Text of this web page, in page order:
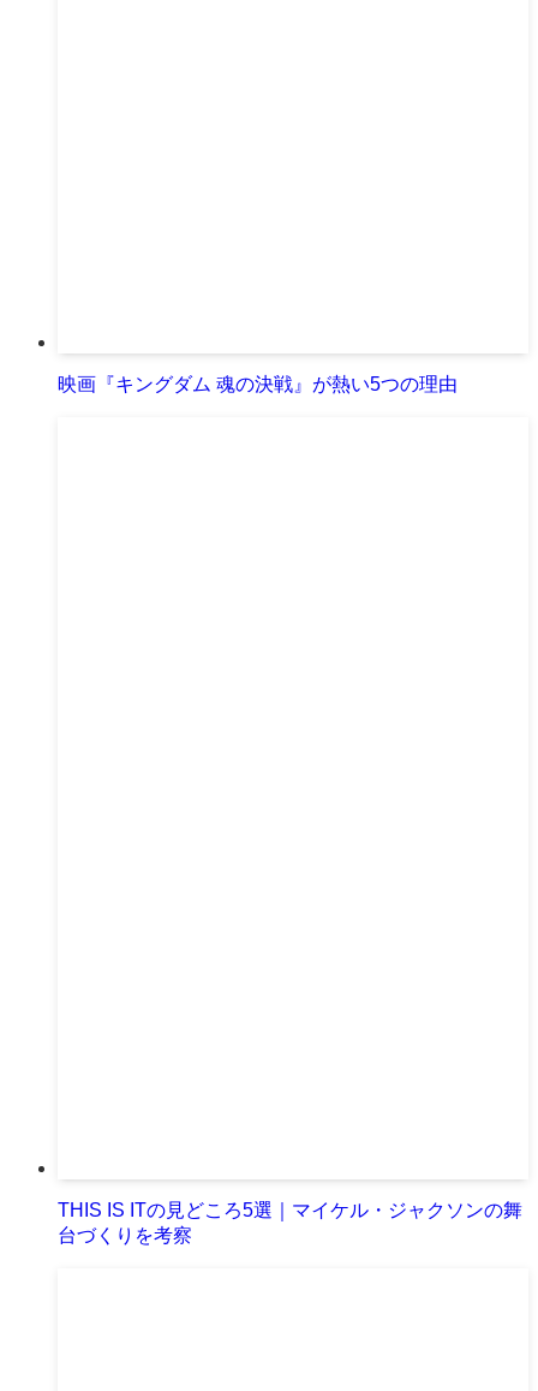
映画『キングダム 魂の決戦』が熱い5つの理由
THIS IS ITの見どころ5選｜マイケル・ジャクソンの舞
台づくりを考察